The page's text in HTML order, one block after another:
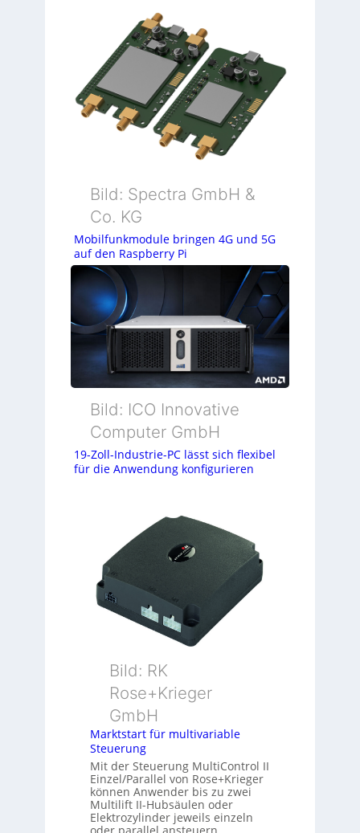
Bild: Spectra GmbH &
Co. KG
Mobilfunkmodule bringen 4G und 5G
auf den Raspberry Pi
Bild: ICO Innovative
Computer GmbH
19-Zoll-Industrie-PC lässt sich flexibel
für die Anwendung konfigurieren
Bild: RK
Rose+Krieger
GmbH
Marktstart für multivariable
Steuerung
Mit der Steuerung MultiControl II
Einzel/Parallel von Rose+Krieger
können Anwender bis zu zwei
Multilift II-Hubsäulen oder
Elektrozylinder jeweils einzeln